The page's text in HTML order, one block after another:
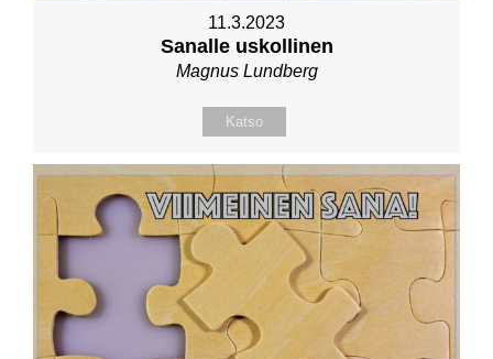
11.3.2023
Sanalle uskollinen
Magnus Lundberg
Katso